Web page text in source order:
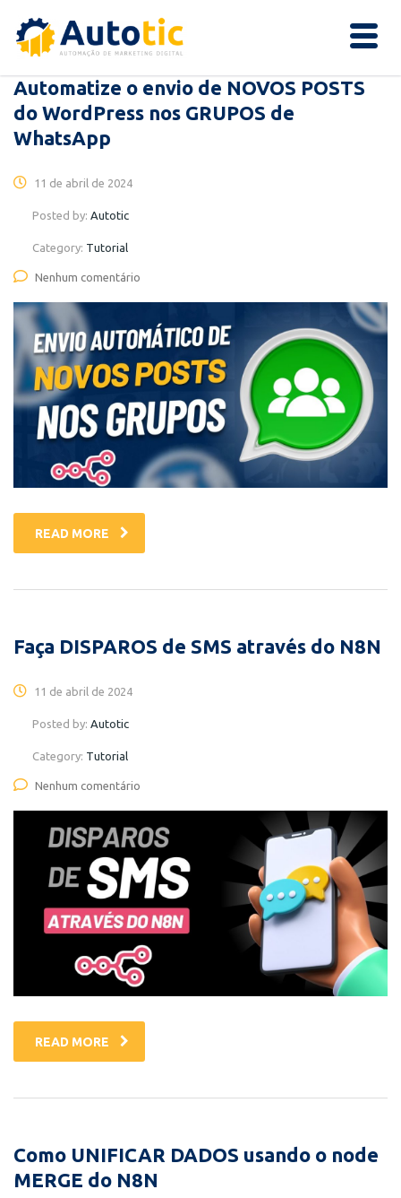
Automatize o envio de NOVOS POSTS
do WordPress nos GRUPOS de
WhatsApp
11 de abril de 2024
Posted by: Autotic
Category: Tutorial
Nenhum comentário
READ MORE
Faça DISPAROS de SMS através do N8N
11 de abril de 2024
Posted by: Autotic
Category: Tutorial
Nenhum comentário
READ MORE
Como UNIFICAR DADOS usando o node
MERGE do N8N